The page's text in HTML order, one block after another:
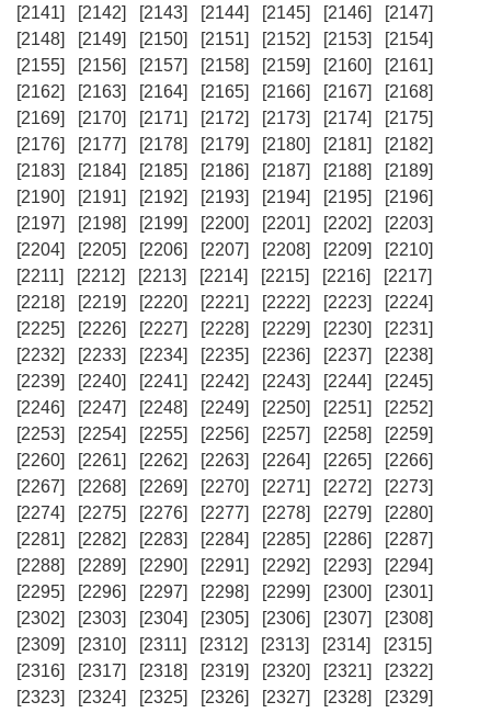
[2141]
[2142] [2143] [2144] [2145] [2146]
[2147]
[2148]
[2149] [2150] [2151] [2152] [2153]
[2154]
[2155]
[2156] [2157] [2158] [2159] [2160]
[2161]
[2162]
[2163] [2164] [2165] [2166] [2167]
[2168]
[2169]
[2170] [2171] [2172] [2173] [2174]
[2175]
[2176]
[2177] [2178] [2179] [2180] [2181]
[2182]
[2183]
[2184] [2185] [2186] [2187] [2188]
[2189]
[2190]
[2191] [2192] [2193] [2194] [2195]
[2196]
[2197]
[2198] [2199] [2200] [2201] [2202]
[2203]
[2204]
[2205] [2206] [2207] [2208] [2209]
[2210]
[2211]
[2212] [2213] [2214] [2215] [2216]
[2217]
[2218]
[2219] [2220] [2221] [2222] [2223]
[2224]
[2225]
[2226] [2227] [2228] [2229] [2230]
[2231]
[2232]
[2233] [2234] [2235] [2236] [2237]
[2238]
[2239]
[2240] [2241] [2242] [2243] [2244]
[2245]
[2246]
[2247] [2248] [2249] [2250] [2251]
[2252]
[2253]
[2254] [2255] [2256] [2257] [2258]
[2259]
[2260]
[2261] [2262] [2263] [2264] [2265]
[2266]
[2267]
[2268] [2269] [2270] [2271] [2272]
[2273]
[2274]
[2275] [2276] [2277] [2278] [2279]
[2280]
[2281]
[2282] [2283] [2284] [2285] [2286]
[2287]
[2288]
[2289] [2290] [2291] [2292] [2293]
[2294]
[2295]
[2296] [2297] [2298] [2299] [2300]
[2301]
[2302]
[2303] [2304] [2305] [2306] [2307]
[2308]
[2309]
[2310] [2311] [2312] [2313] [2314]
[2315]
[2316]
[2317] [2318] [2319] [2320] [2321]
[2322]
[2323]
[2324] [2325] [2326] [2327] [2328]
[2329]